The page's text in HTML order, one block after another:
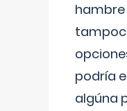
podría
algúna